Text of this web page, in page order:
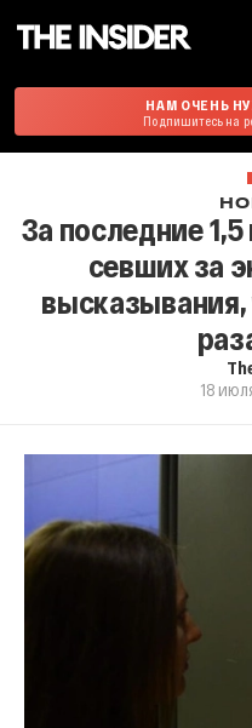
НАМ ОЧЕНЬ
Подпишитесь на
За последние
севших за
высказывания,
18